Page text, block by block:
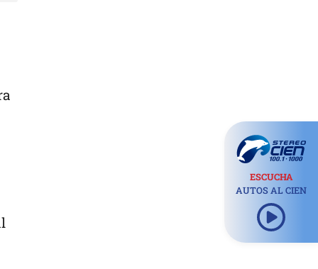
ESCUCHA
AUTOS AL CIEN